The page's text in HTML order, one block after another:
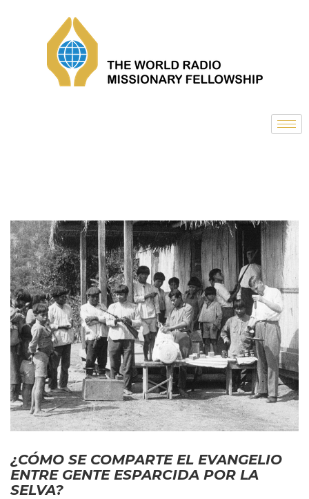
¿CÓMO SE COMPARTE EL EVANGELIO
ENTRE GENTE ESPARCIDA POR LA
SELVA?